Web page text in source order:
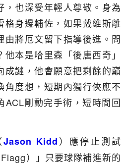
，也深受年輕人尊敬。身為
格身邊輔佐，如果戴維斯離
由將厄文留下指導後進。問
本是哈里森「後唐西奇」
成謎，他會願意把剩餘的巔
角度想，短期內獨行俠應不
ACL剛動完手術，短時間回
Jason Kidd）應停止測試
）」只要球隊補進新的